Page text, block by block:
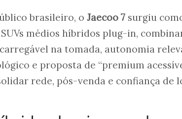
brasileiro, o Jaecoo 7 surgiu
médios híbridos plug-in,
na tomada, autonomia
e proposta de “premium
rede, pós-venda e confiança de